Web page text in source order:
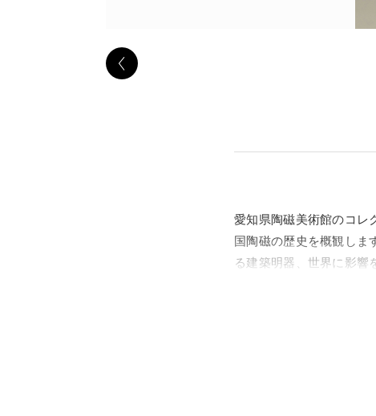
愛知県陶磁美術館のコレ
国陶磁の歴史を概観しま
る建築明器、世界に影響
「シルクロードを行き